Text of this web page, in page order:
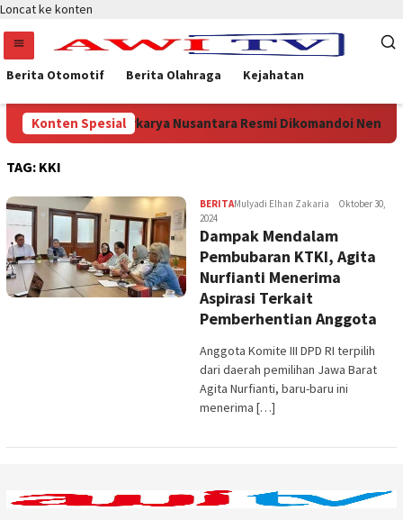
Loncat ke konten
Berita Otomotif Berita Olahraga Kejahatan
Konten Spesial
Partai Berkarya Nusantara Resmi Dikomandoi
TAG: KKI
BERITAMulyadi Elhan Zakaria
Oktober 30,
2024
Dampak Mendalam
Pembubaran KTKI, Agita
Nurfianti Menerima
Aspirasi Terkait
Pemberhentian Anggota
Anggota Komite III DPD RI terpilih
dari daerah pemilihan Jawa Barat
Agita Nurfianti, baru-baru ini
menerima […]